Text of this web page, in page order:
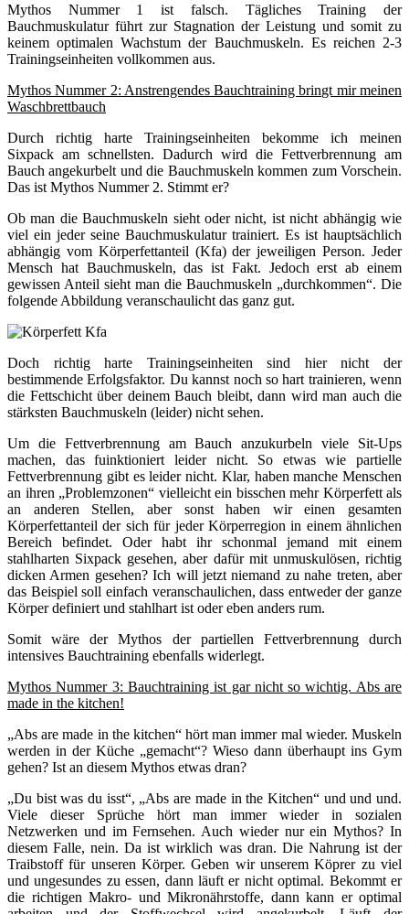
Mythos Nummer 1 ist falsch. Tägliches Training der
Bauchmuskulatur führt zur Stagnation der Leistung und somit zu
keinem optimalen Wachstum der Bauchmuskeln. Es reichen 2-3
Trainingseinheiten vollkommen aus.
Mythos Nummer 2: Anstrengendes Bauchtraining bringt mir meinen
Waschbrettbauch
Durch richtig harte Trainingseinheiten bekomme ich meinen
Sixpack am schnellsten. Dadurch wird die Fettverbrennung am
Bauch angekurbelt und die Bauchmuskeln kommen zum Vorschein.
Das ist Mythos Nummer 2. Stimmt er?
Ob man die Bauchmuskeln sieht oder nicht, ist nicht abhängig wie
viel ein jeder seine Bauchmuskulatur trainiert. Es ist hauptsächlich
abhängig vom Körperfettanteil (Kfa) der jeweiligen Person. Jeder
Mensch hat Bauchmuskeln, das ist Fakt. Jedoch erst ab einem
gewissen Anteil sieht man die Bauchmuskeln „durchkommen“. Die
folgende Abbildung veranschaulicht das ganz gut.
Doch richtig harte Trainingseinheiten sind hier nicht der
bestimmende Erfolgsfaktor. Du kannst noch so hart trainieren, wenn
die Fettschicht über deinem Bauch bleibt, dann wird man auch die
stärksten Bauchmuskeln (leider) nicht sehen.
Um die Fettverbrennung am Bauch anzukurbeln viele Sit-Ups
machen, das fuinktioniert leider nicht. So etwas wie partielle
Fettverbrennung gibt es leider nicht. Klar, haben manche Menschen
an ihren „Problemzonen“ vielleicht ein bisschen mehr Körperfett als
an anderen Stellen, aber sonst haben wir einen gesamten
Körperfettanteil der sich für jeder Körperregion in einem ähnlichen
Bereich befindet. Oder habt ihr schonmal jemand mit einem
stahlharten Sixpack gesehen, aber dafür mit unmuskulösen, richtig
dicken Armen gesehen? Ich will jetzt niemand zu nahe treten, aber
das Beispiel soll einfach veranschaulichen, dass entweder der ganze
Körper definiert und stahlhart ist oder eben anders rum.
Somit wäre der Mythos der partiellen Fettverbrennung durch
intensives Bauchtraining ebenfalls widerlegt.
Mythos Nummer 3: Bauchtraining ist gar nicht so wichtig. Abs are
made in the kitchen!
„Abs are made in the kitchen“ hört man immer mal wieder. Muskeln
werden in der Küche „gemacht“? Wieso dann überhaupt ins Gym
gehen? Ist an diesem Mythos etwas dran?
„Du bist was du isst“, „Abs are made in the Kitchen“ und und und.
Viele dieser Sprüche hört man immer wieder in sozialen
Netzwerken und im Fernsehen. Auch wieder nur ein Mythos? In
diesem Falle, nein. Da ist wirklich was dran. Die Nahrung ist der
Traibstoff für unseren Körper. Geben wir unserem Köprer zu viel
und ungesundes zu essen, dann läuft er nicht optimal. Bekommt er
die richtigen Makro- und Mikronährstoffe, dann kann er optimal